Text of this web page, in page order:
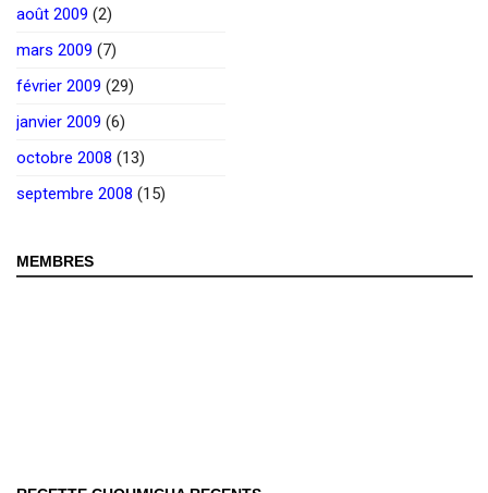
août 2009 (2)
mars 2009 (7)
février 2009 (29)
janvier 2009 (6)
octobre 2008 (13)
septembre 2008 (15)
MEMBRES